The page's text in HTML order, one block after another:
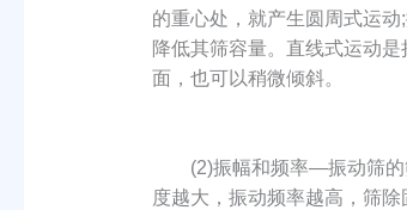
的重心处，就产生圆周式运
降低其筛容量。直线式运动
面，也可以稍微倾斜。
(2)振幅和频率—振动筛的筛
度越大，振动频率越高，筛